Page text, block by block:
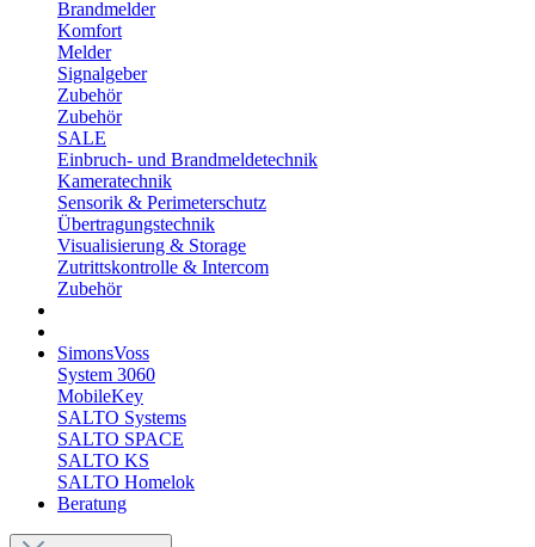
Brandmelder
Komfort
Melder
Signalgeber
Zubehör
Zubehör
SALE
Einbruch- und Brandmeldetechnik
Kameratechnik
Sensorik & Perimeterschutz
Übertragungstechnik
Visualisierung & Storage
Zutrittskontrolle & Intercom
Zubehör
SimonsVoss
System 3060
MobileKey
SALTO Systems
SALTO SPACE
SALTO KS
SALTO Homelok
Beratung